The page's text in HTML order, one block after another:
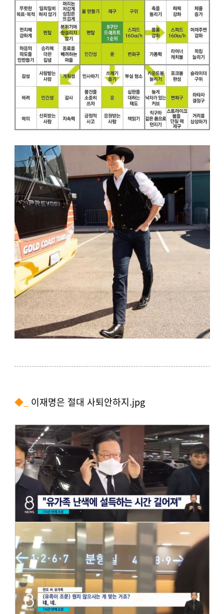
◆_ 이재명은 절대 사퇴안하지.jpg